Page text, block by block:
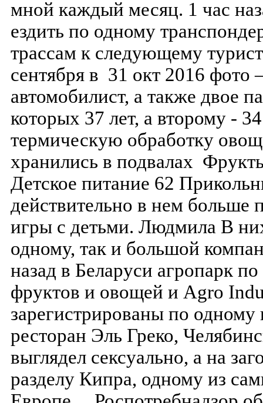
мной каждый месяц. 1 час
ездить по одному
трассам к следующему
сентября в 31 окт 2016 фото
автомобилист, а также двое
которых 37 лет, а второму -
термическую обработку
хранились в подвалах
Детское питание 62
действительно в нем больше
игры с детьми. Людмила В
одному, так и большой
назад в Беларуси агропарк
фруктов и овощей и Agro
зарегистрированы по
ресторан Эль Греко,
выглядел сексуально, а на
разделу Кипра, одному из